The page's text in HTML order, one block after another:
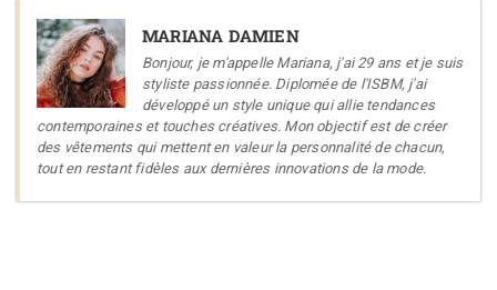
MARIANA DAMIEN
Bonjour, je m'appelle Mariana, j'ai 29 ans et je suis
styliste passionnée. Diplomée de l'ISBM, j'ai
développé un style unique qui allie tendances
contemporaines et touches créatives. Mon objectif est de créer
des vêtements qui mettent en valeur la personnalité de chacun,
tout en restant fidèles aux dernières innovations de la mode.